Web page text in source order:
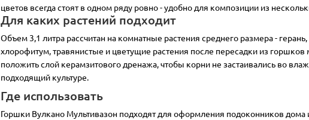
Автополивы:
3
225.00 грн
Купить
1
4.00 грн
цветов всегда стоят в одном ряду ровно - удобно для композиции из
Для каких растений подходит
Объем 3,1 литра рассчитан на комнатные растения среднего размера -
хлорофитум, травянистые и цветущие растения после пересадки из
положить слой керамзитового дренажа, чтобы корни не застаивались во
подходящий культуре.
Где использовать
Горшки Вулкано Мультивазон подходят для оформления подоконников